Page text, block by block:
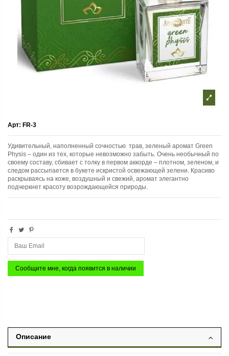
Арт: FR-3
Удивительный, наполненный сочностью трав, зеленый аромат Green
Physis – один из тех, которые невозможно забыть. Очень необычный по
своему составу, сбивает с толку в первом аккорде – плотном, зеленом, и
следом рассыпается в букете искристой освежающей зелени. Красиво
раскрываясь на коже, воздушный и свежий, аромат элегантно
подчеркнет красоту возрождающейся природы.
Описание